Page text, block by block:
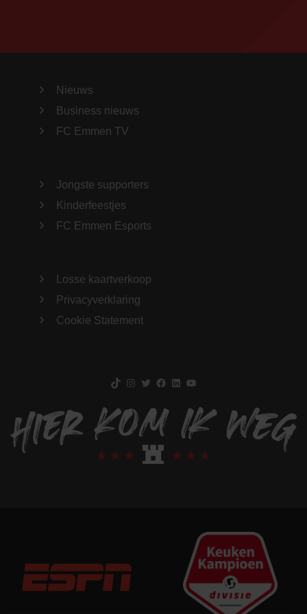
Nieuws
Business nieuws
FC Emmen TV
Jongste supporters
Kinderfeestjes
FC Emmen Esports
Losse kaartverkoop
Privacyverklaring
Cookie Statement